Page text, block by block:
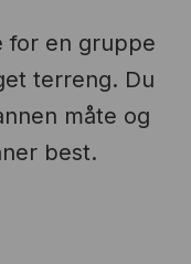
for en gruppe
terreng. Du
måte og
best.